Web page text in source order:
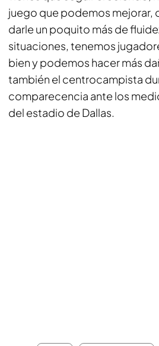
juego que podemos mejorar,
darle un poquito más de
situaciones, tenemos
bien y podemos hacer más
también el centrocampista
comparecencia ante los
del estadio de Dallas.